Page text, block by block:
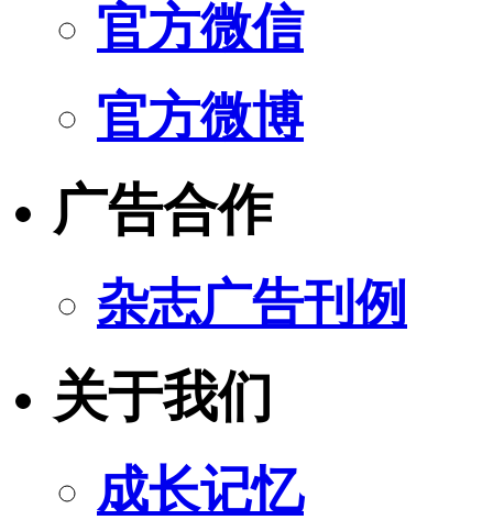
官方微信
官方微博
广告合作
杂志广告刊例
关于我们
成长记忆